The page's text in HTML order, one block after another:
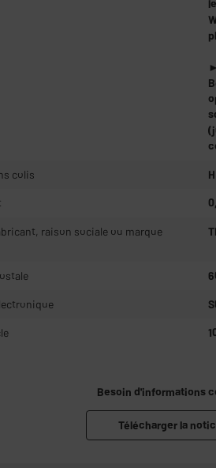
colis
raison sociale ou marque
Besoin d'informations
Télécharger la